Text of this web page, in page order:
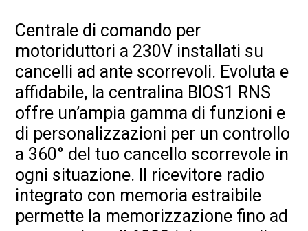
Centrale di comando per
motoriduttori a 230V installati su
cancelli ad ante scorrevoli. Evoluta e
affidabile, la centralina BIOS1 RNS
offre un’ampia gamma di funzioni e
di personalizzazioni per un controllo
a 360° del tuo cancello scorrevole in
ogni situazione. Il ricevitore radio
integrato con memoria estraibile
permette la memorizzazione fino ad